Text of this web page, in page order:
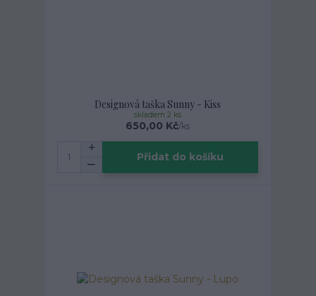
Designová taška Sunny - Kiss
650,00 Kč/ks
skladem 2 ks
Přidat do košíku